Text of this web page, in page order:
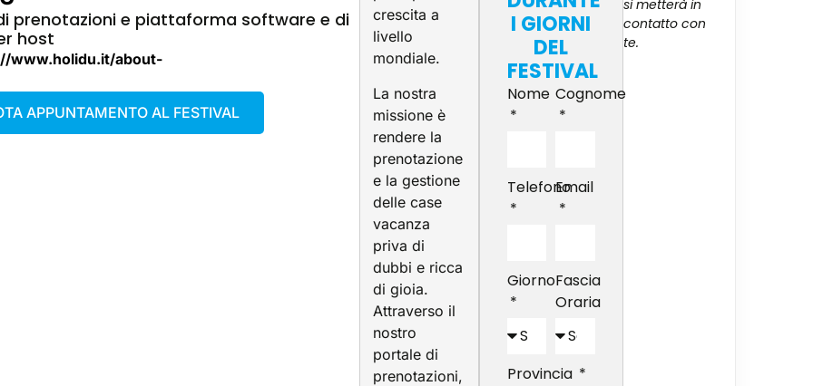
prenotazioni e piattaforma software e di
host
www.holidu.it/about-
APPUNTAMENTO AL FESTIVAL
crescita a
livello
mondiale.
La nostra
missione è
rendere la
prenotazione
e la gestione
delle case
vacanza
priva di
dubbi e ricca
di gioia.
Attraverso il
nostro
portale di
prenotazioni,
I GIORNI
DEL
FESTIVAL
Nome Cognome
TelefonoEmail
GiornoFascia
Oraria
Provincia
si metterà in
contatto con
te.